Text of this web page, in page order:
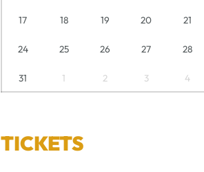
17 18 19 20 21
24 25 26 27 28
31 1 2 3 4
TICKETS